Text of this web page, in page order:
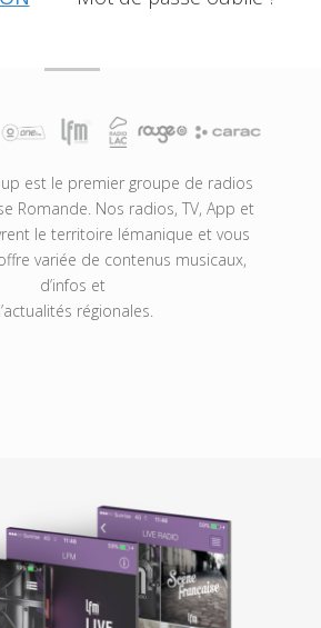
est le premier groupe de radios
Romande. Nos radios, TV, App et
le territoire lémanique et vous
variée de contenus musicaux,
d’infos et
régionales.